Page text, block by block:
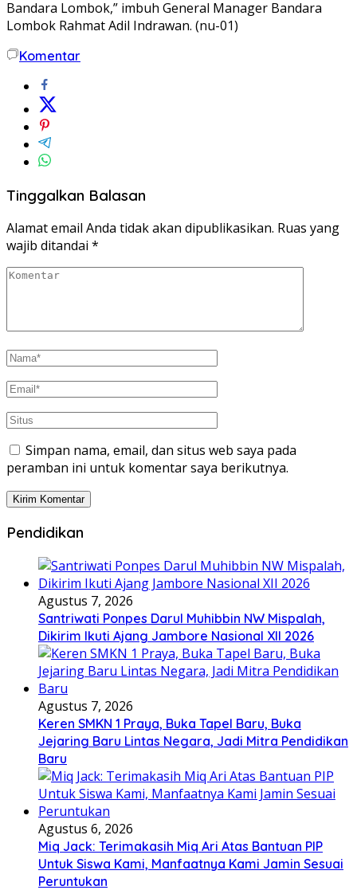
Bandara Lombok,” imbuh General Manager Bandara
Lombok Rahmat Adil Indrawan. (nu-01)
Komentar
Tinggalkan Balasan
Alamat email Anda tidak akan dipublikasikan. Ruas yang
wajib ditandai *
Simpan nama, email, dan situs web saya pada
peramban ini untuk komentar saya berikutnya.
Pendidikan
Agustus 7, 2026
Santriwati Ponpes Darul Muhibbin NW Mispalah,
Dikirim Ikuti Ajang Jambore Nasional XII 2026
Agustus 7, 2026
Keren SMKN 1 Praya, Buka Tapel Baru, Buka
Jejaring Baru Lintas Negara, Jadi Mitra Pendidikan
Baru
Agustus 6, 2026
Miq Jack: Terimakasih Miq Ari Atas Bantuan PIP
Untuk Siswa Kami, Manfaatnya Kami Jamin Sesuai
Peruntukan